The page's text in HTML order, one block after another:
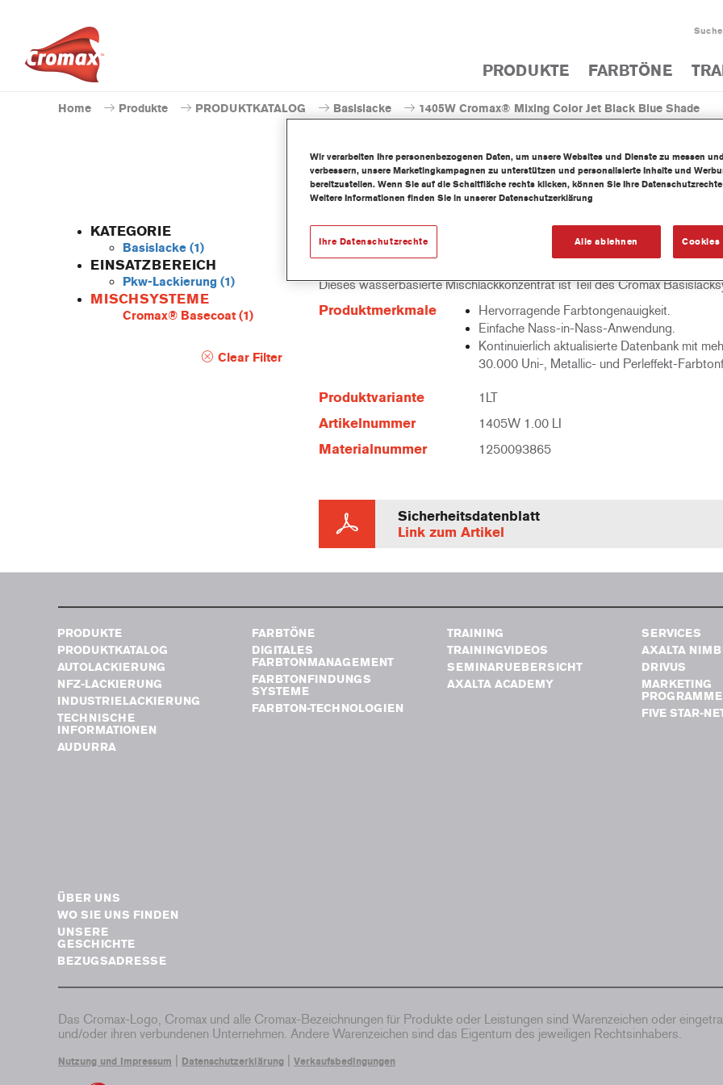
Suche
PRODUKTE FARBTÖNE
Home Produkte PRODUKTKATALOG Basislacke 1405W Cromax® Mixing Color Jet Black Blue Shade
KATEGORIE
Basislacke (1)
EINSATZBEREICH
Pkw-Lackierung (1)
MISCHSYSTEME
Cromax® Basecoat(1)
Clear Filter
1405W Cromax® Mixing
Dieses wasserbasierte Mischlackkonzentrat ist Teil des Cromax
Produktmerkmale
Hervorragende Farbtongenauigkeit.
Einfache Nass-in-Nass-Anwendung.
Kontinuierlich aktualisierte Datenbank mit
30.000 Uni-, Metallic- und Perleffekt-
Produktvariante 1LT
Artikelnummer 1405W 1.00 LI
Materialnummer 1250093865
Sicherheitsdatenblatt
Link zum Artikel
PRODUKTE
PRODUKTKATALOG
AUTOLACKIERUNG
NFZ-LACKIERUNG
INDUSTRIELACKIERUNG
TECHNISCHE
INFORMATIONEN
AUDURRA
FARBTÖNE
DIGITALES
FARBTONMANAGEMENT
FARBTONFINDUNGS
SYSTEME
FARBTON-TECHNOLOGIEN
TRAINING
TRAININGVIDEOS
SEMINARUEBERSICHT
AXALTA ACADEMY
SERVICES
AXALTA
DRIVUS
MARKETING
FIVE STAR-
ÜBER UNS
WO SIE UNS FINDEN
UNSERE
GESCHICHTE
BEZUGSADRESSE
Das Cromax-Logo, Cromax und alle Cromax-Bezeichnungen für Produkte oder Leistungen sind Warenzeichen oder
und/oder ihren verbundenen Unternehmen. Andere Warenzeichen sind das Eigentum des jeweiligen Rechtsinhabers.
Nutzung und Impressum Datenschutzerklärung Verkaufsbedingungen
Wir verarbeiten Ihre personenbezogenen Daten, um unsere Websites und Dienste zu messen
verbessern, unsere Marketingkampagnen zu unterstützen und personalisierte Inhalte und
bereitzustellen. Wenn Sie auf die Schaltfläche rechts klicken, können Sie Ihre
Weitere Informationen finden Sie in unserer Datenschutzerklärung
Alle ablehnen Cookies
Ihre Datenschutzrechte